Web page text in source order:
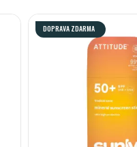
DOPRAVA ZDARMA